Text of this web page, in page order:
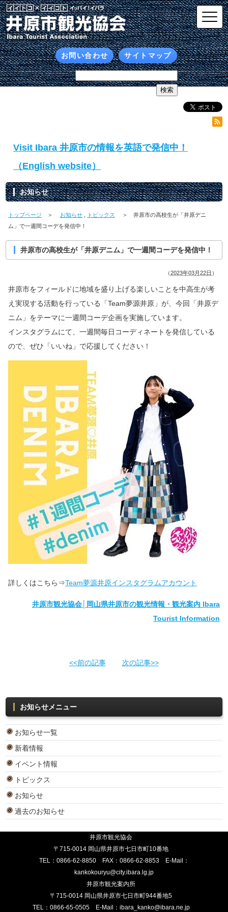
お問い合わせ サイトマップ
Visit Ibara 井原市の情報を英語で発信中！
（English website）
お知らせ
トップページ ＞ お知らせ, トピックス
＞ 井原市の高校生が「井原デニ
ム」で一週間コーデを発信中！
井原市の高校生が「井原デニム」で一週間コーデを発信中！
（2023年03月22日 ）
井原市をフィールドに地域を盛り上げる楽しいことを中高生が考
え実現する活動を行っている「Team夢源井原」が、今回「井原デ
ニム」をテーマに一週間コーデ企画を実施しています。
インスタグラムにて、一週間毎日コーディネートを発信している
ので、ぜひ「いいね」で応援してください！
詳しくはこちら⇒Team夢源井原インスタグラムアカウント
井原市観光協会│岡山県井原市の観光情報・観光案内 Ibara
Tourist Information
<<前の記事 次の記事>>
お知らせメニュー
お知らせ一覧
新着情報
イベント情報
トピックス
お知らせ
過去のお知らせ
井原市観光協会
〒715-0014 岡山県井原市七日市町10番地
TEL： 0866-62-8850FAX：0866-62-8853 E-Mail：
kankokouryu@city.ibara.lg.jp
井原市観光案内所
〒715-0014 岡山県井原市七日市町944番地5
TEL： 0866-65-0505E-Mail： ibara_kanko@ibara.ne.jp